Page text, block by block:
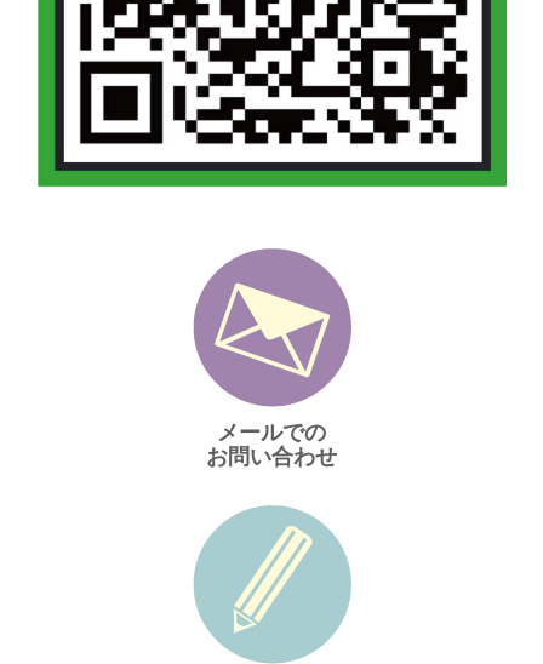
メールでの
お問い合わせ